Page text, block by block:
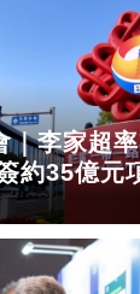
｜李家超
約35億元